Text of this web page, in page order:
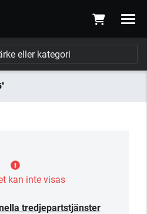
kan inte visas
tredjepartstjänster